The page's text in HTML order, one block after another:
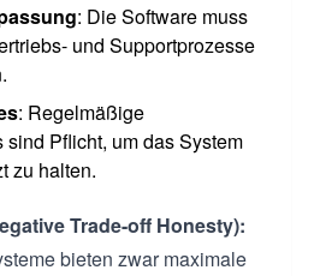
: Die Software muss
und Supportprozesse
: Regelmäßige
Pflicht, um das System
zu halten.
Trade-off Honesty):
bieten zwar maximale